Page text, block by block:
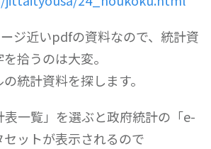
ジ近いpdfの資料なので、統計資
拾うのは大変。
統計資料を探します。
一覧」を選ぶと政府統計の「e-
ットが表示されるので